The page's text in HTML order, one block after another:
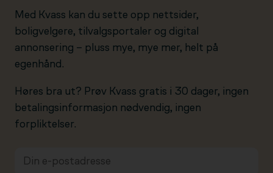
Med Kvass kan du sette opp nettsider,
boligvelgere, tilvalgsportaler og digital
annonsering – pluss mye, mye mer, helt på
egenhånd.
Høres bra ut? Prøv Kvass gratis i 30 dager, ingen
betalingsinformasjon nødvendig, ingen
forpliktelser.